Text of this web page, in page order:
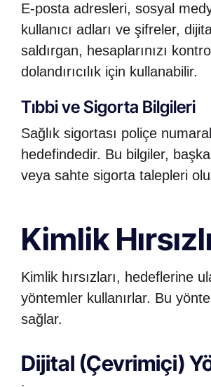
E-posta adresleri, sosyal
kullanıcı adları ve şifreler,
saldırgan, hesaplarınızı
dolandırıcılık için kullanabilir.
Tıbbi ve Sigorta Bilgileri
Sağlık sigortası poliçe
hedefindedir. Bu bilgiler,
veya sahte sigorta talepleri
Kimlik
Kimlik hırsızları, hedeflerine
yöntemler kullanırlar. Bu
sağlar.
Dijital (Çevrimiçi)